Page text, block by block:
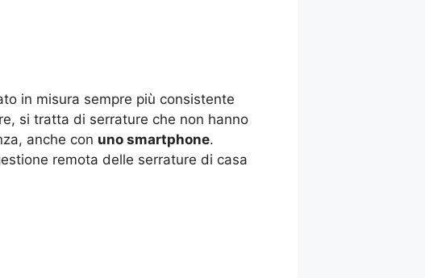
in misura sempre più consistente
si tratta di serrature che non hanno
anche con uno smartphone.
remota delle serrature di casa